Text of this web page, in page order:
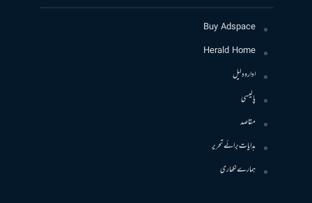
Buy Adspace
Herald Home
ادارہ دلیل
پالیسی
مقاصد
ہدایات برائے تحریر
ہمارے لکھاری